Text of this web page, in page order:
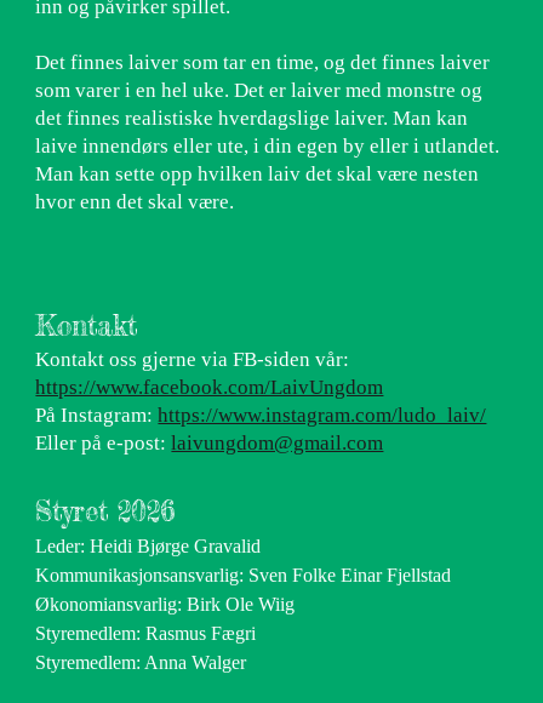
inn og påvirker spillet.
Det finnes laiver som tar en time, og det finnes laiver
som varer i en hel uke. Det er laiver med monstre og
det finnes realistiske hverdagslige laiver. Man kan
laive innendørs eller ute, i din egen by eller i utlandet.
Man kan sette opp hvilken laiv det skal være nesten
hvor enn det skal være.
Kontakt
Kontakt oss gjerne via FB-siden vår:
https://www.facebook.com/LaivUngdom
På Instagram:https://www.instagram.com/ludo_laiv/
Eller på e-post:laivungdom@gmail.com
Styret 2026
Leder: Heidi Bjørge Gravalid
Kommunikasjonsansvarlig: Sven Folke Einar Fjellstad
Økonomiansvarlig: Birk Ole Wiig
Styremedlem: Rasmus Fægri
Styremedlem: Anna Walger